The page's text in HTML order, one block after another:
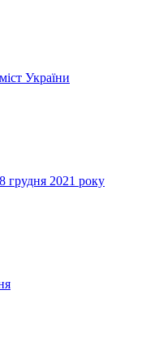
України
грудня 2021 року